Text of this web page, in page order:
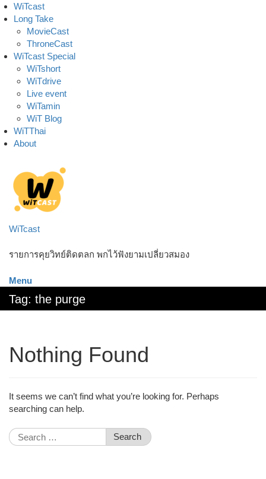
Skip
to
content
WiTcast
Long Take
MovieCast
ThroneCast
WiTcast Special
WiTshort
WiTdrive
Live event
WiTamin
WiT Blog
WiTThai
About
WiTcast
รายการคุยวิทย์ติดตลก พกไว้ฟังยามเปลี่ยวสมอง
Menu
Tag: the purge
Nothing Found
It seems we can’t find what you’re looking for. Perhaps
searching can help.
Search
for: